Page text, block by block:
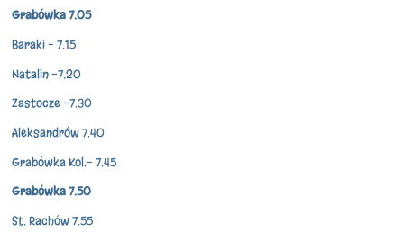
Grabówka 7.05
Baraki – 7.15
Natalin -7.20
Zastocze -7.30
Aleksandrów 7.40
Grabówka Kol.– 7.45
Grabówka 7.50
St. Rachów 7.55